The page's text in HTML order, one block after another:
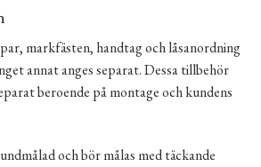
markfästen, handtag och låsanordning
annat anges separat. Dessa tillbehör
beroende på montage och kundens
och bör målas med täckande